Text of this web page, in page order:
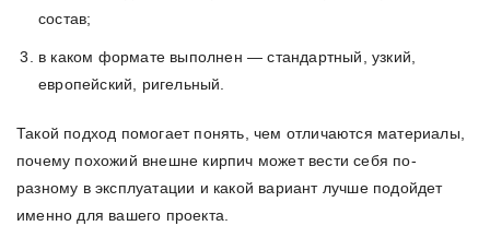
состав;
в каком формате выполнен — стандартный, узкий,
европейский, ригельный.
Такой подход помогает понять, чем отличаются материалы,
почему похожий внешне кирпич может вести себя по-
разному в эксплуатации и какой вариант лучше подойдет
именно для вашего проекта.